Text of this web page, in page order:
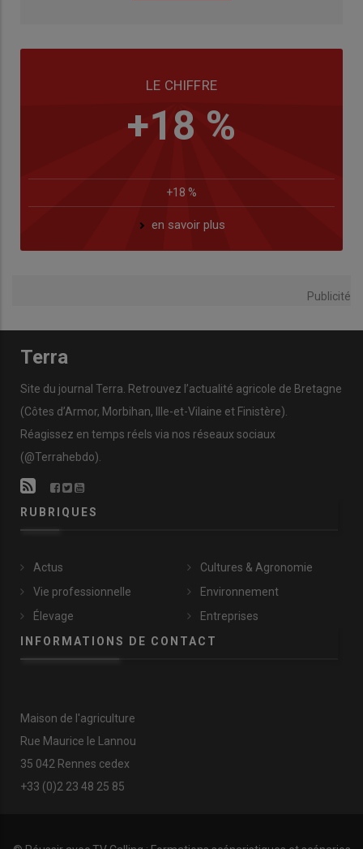
LE CHIFFRE
+18 %
+18 %
en savoir plus
Publicité
Terra
Site du journal Terra. Retrouvez l’actualité agricole de Bretagne
(Côtes d’Armor, Morbihan, Ille-et-Vilaine et Finistère).
Réagissez en temps réels via nos réseaux sociaux
(@Terrahebdo).
RUBRIQUES
Actus
Vie professionnelle
Élevage
Cultures & Agronomie
Environnement
Entreprises
INFORMATIONS DE CONTACT
Maison de l'agriculture
Rue Maurice le Lannou
35 042 Rennes cedex
+33 (0)2 23 48 25 85